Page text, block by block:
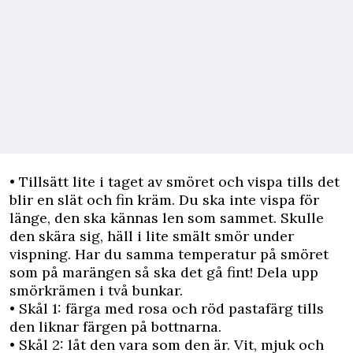
• Tillsätt lite i taget av smöret och vispa tills det
blir en slät och fin kräm. Du ska inte vispa för
länge, den ska kännas len som sammet. Skulle
den skära sig, häll i lite smält smör under
vispning. Har du samma temperatur på smöret
som på marängen så ska det gå fint! Dela upp
smörkrämen i två bunkar.
• Skål 1: färga med rosa och röd pastafärg tills
den liknar färgen på bottnarna.
• Skål 2: låt den vara som den är. Vit, mjuk och